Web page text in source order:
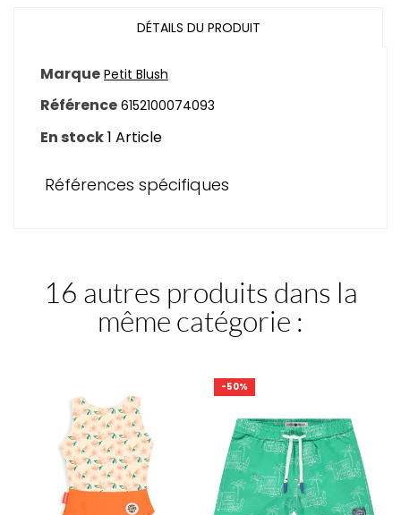
DÉTAILS DU PRODUIT
Marque Petit Blush
Référence 6152100074093
En stock1 Article
Références spécifiques
16 autres produits dans la
même catégorie :
-50%